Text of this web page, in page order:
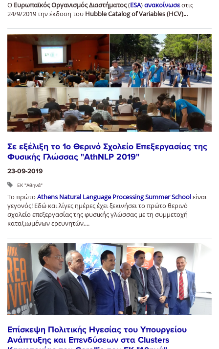
Ο Ευρωπαϊκός Οργανισμός Διαστήματος(ESA)ανακοίνωσεστις
24/9/2019 την έκδοση του Hubble Catalog of Variables (HCV)...
Σε εξέλιξη το 1ο Θερινό Σχολείο Επεξεργασίας της
Φυσικής Γλώσσας "AthNLP 2019"
23-09-2019
ΕΚ "Αθηνά"
Το πρώτο Athens Natural Language Processing Summer Schoolείναι
γεγονός! Εδώ και λίγες ημέρες έχει ξεκινήσει το πρώτο θερινό
σχολείο επεξεργασίας της φυσικής γλώσσας με τη συμμετοχή
καταξιωμένων ερευνητών,...
Επίσκεψη Πολιτικής Ηγεσίας του Υπουργείου
Ανάπτυξης και Επενδύσεων στα Clusters